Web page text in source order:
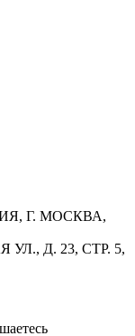
Г. МОСКВА,
Д. 23, СТР. 5,